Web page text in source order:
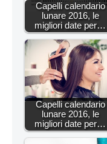
Capelli calendario
lunare 2016, le
migliori date per…
Capelli calendario
lunare 2016, le
migliori date per…